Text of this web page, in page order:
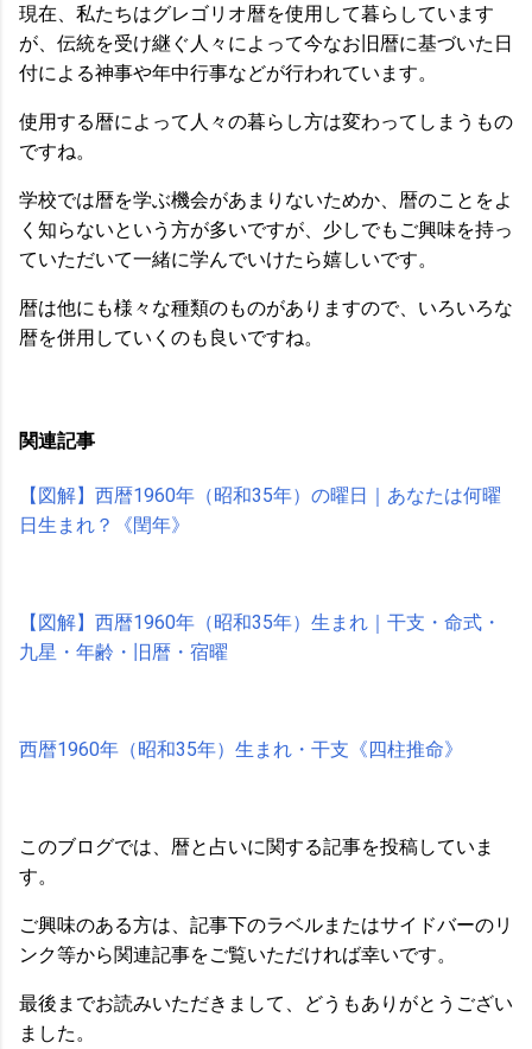
現在、私たちはグレゴリオ暦を使用して暮らしています
が、伝統を受け継ぐ人々によって今なお旧暦に基づいた日
付による神事や年中行事などが行われています。
使用する暦によって人々の暮らし方は変わってしまうもの
ですね。
学校では暦を学ぶ機会があまりないためか、暦のことをよ
く知らないという方が多いですが、少しでもご興味を持っ
ていただいて一緒に学んでいけたら嬉しいです。
暦は他にも様々な種類のものがありますので、いろいろな
暦を併用していくのも良いですね。
関連記事
【図解】西暦1960年（昭和35年）の曜日｜あなたは何曜
日生まれ？《閏年》
【図解】西暦1960年（昭和35年）生まれ｜干支・命式・
九星・年齢・旧暦・宿曜
西暦1960年（昭和35年）生まれ・干支《四柱推命》
このブログでは、暦と占いに関する記事を投稿していま
す。
ご興味のある方は、記事下のラベルまたはサイドバーのリ
ンク等から関連記事をご覧いただければ幸いです。
最後までお読みいただきまして、どうもありがとうござい
ました。